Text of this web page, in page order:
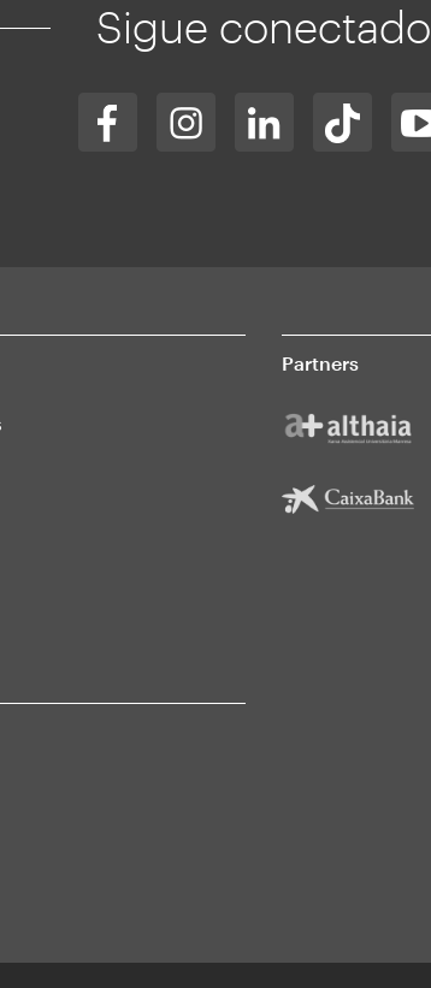
Sigue conectado
Partners